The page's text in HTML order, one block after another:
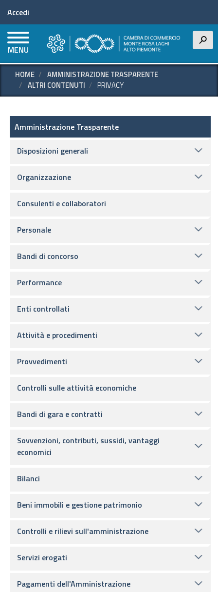
principale
Menu profilo utente
Accedi
MENU
h
HOME
AMMINISTRAZIONE TRASPARENTE
ALTRI CONTENUTI
PRIVACY
Amministrazione Trasparente
Amministrazione Trasparente
Disposizioni generali
Organizzazione
Consulenti e collaboratori
Personale
Bandi di concorso
Performance
Enti controllati
Attività e procedimenti
Provvedimenti
Controlli sulle attività economiche
Bandi di gara e contratti
Sovvenzioni, contributi, sussidi, vantaggi
economici
Bilanci
Beni immobili e gestione patrimonio
Controlli e rilievi sull'amministrazione
Servizi erogati
Pagamenti dell'Amministrazione